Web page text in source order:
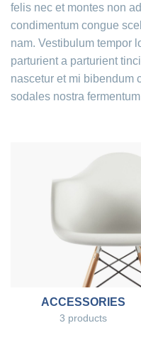
felis nec et montes non
condimentum congue
nam. Vestibulum tempor
parturient a parturient
nascetur et mi bibendum
sodales nostra
ACCESSORIES
3 products